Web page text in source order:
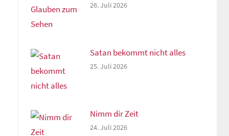
26. Juli 2026
Satan bekommt nicht alles
25. Juli 2026
Nimm dir Zeit
24. Juli 2026